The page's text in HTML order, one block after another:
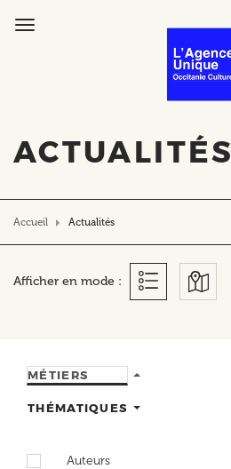
ACTUALITÉS
Accueil Actualités
Afficher en mode :
MÉTIERS
THÉMATIQUES
Auteurs